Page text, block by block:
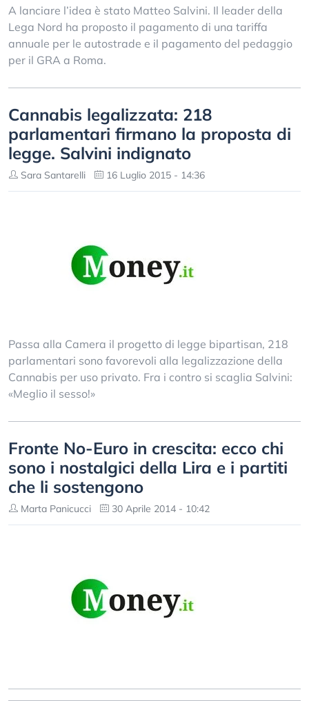
A lanciare l’idea è stato Matteo Salvini. Il leader della
Lega Nord ha proposto il pagamento di una tariffa
annuale per le autostrade e il pagamento del pedaggio
per il GRA a Roma.
Cannabis legalizzata: 218
parlamentari firmano la proposta di
legge. Salvini indignato
Sara Santarelli 16 Luglio 2015 - 14:36
Passa alla Camera il progetto di legge bipartisan, 218
parlamentari sono favorevoli alla legalizzazione della
Cannabis per uso privato. Fra i contro si scaglia Salvini:
«Meglio il sesso!»
Fronte No-Euro in crescita: ecco chi
sono i nostalgici della Lira e i partiti
che li sostengono
Marta Panicucci 30 Aprile 2014 - 10:42